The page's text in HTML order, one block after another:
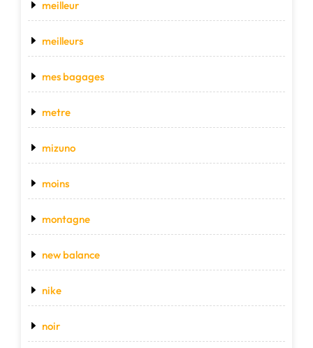
meilleur
meilleurs
mes bagages
metre
mizuno
moins
montagne
new balance
nike
noir